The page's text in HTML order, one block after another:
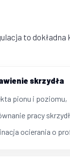
to
skrzydła
pionu i poziomu,
pracy
ocierania o